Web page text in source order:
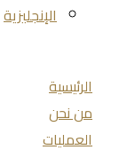
الإنجليزية
الرئيسية
من نحن
العمليات